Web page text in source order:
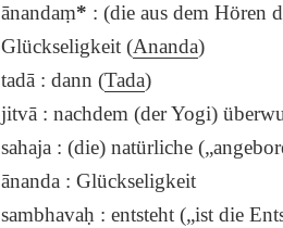
ānandaṃ* : (die aus dem Hören
Glückseligkeit (Ananda)
tadā : dann (Tada)
jitvā : nachdem (der Yogi)
sahaja : (die) natürliche
ānanda : Glückseligkeit
sambhavaḥ : entsteht („ist die